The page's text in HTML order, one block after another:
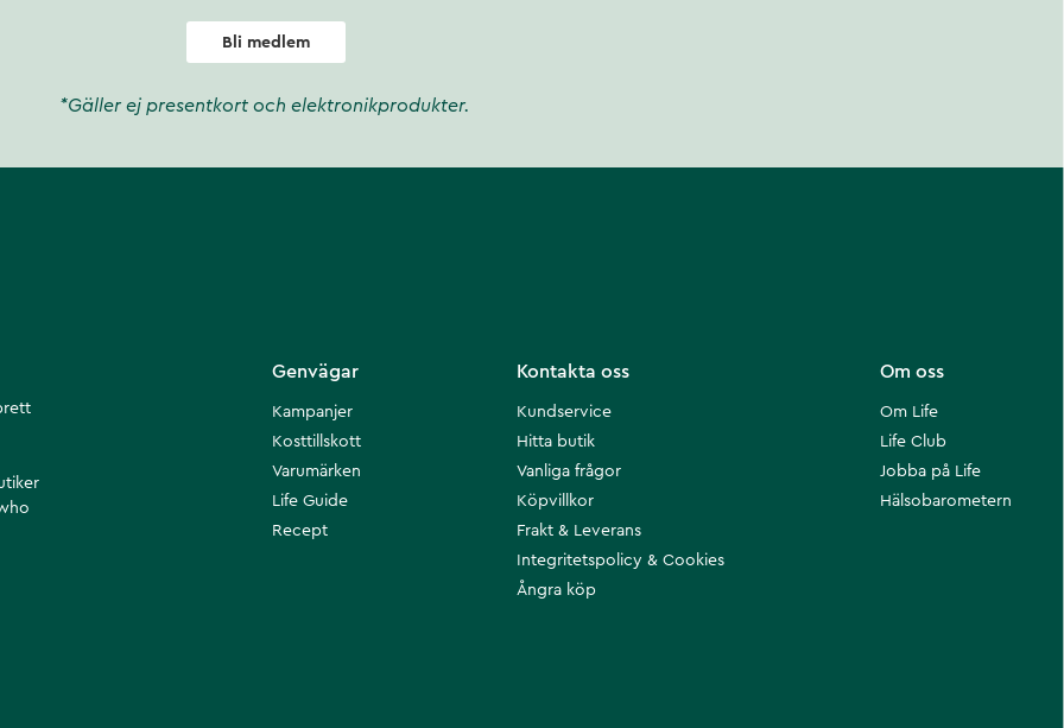
Bli medlem
*Gäller ej presentkort och elektronikprodukter.
Om oss
Om Life
Life Club
Jobba på Life
Hälsobarometern
Kontakta oss
Kundservice
Hitta butik
Vanliga frågor
Köpvillkor
Frakt & Leverans
Integritetspolicy & Cookies
Ångra köp
Genvägar
Kampanjer
Kosttillskott
Varumärken
Life Guide
Recept